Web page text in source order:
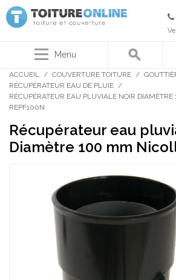
Menu
ACCUEIL / COUVERTURE TOITURE /
RÉCUPÉRATEUR EAU DE PLUIE /
RÉCUPÉRATEUR EAU PLUVIALE NOIR
REPF100N
Récupérateur eau
Diamètre 100 mm